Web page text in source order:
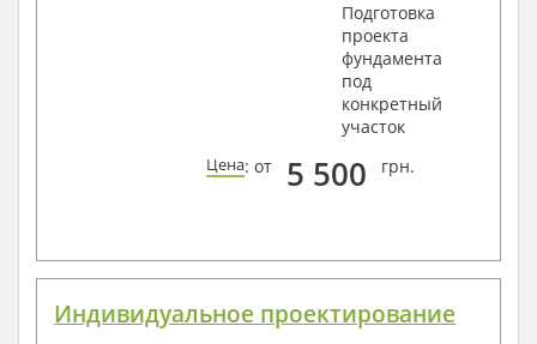
Подготовка
проекта
фундамента
под
конкретный
участок
Цена: от 5 500 грн.
Индивидуальное проектирование